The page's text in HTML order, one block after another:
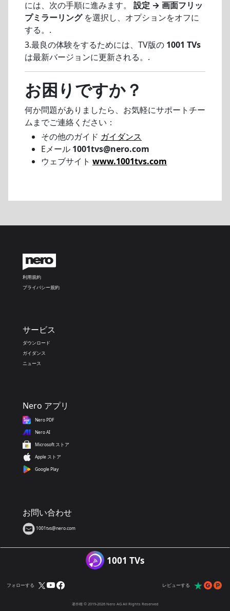
には、次の手順に進みます。 設定 → 画面フリッ
プミラーリングを選択し、オプションをオフに
する。.
3.最良の体験をするためには、TV版の 1001 TVs
は最新バージョンに更新される。.
お困りですか？
何か問題がありましたら、お気軽にサポートチー
ムまでご連絡ください：
その他のガイド ガイダンス
Eメール 1001tvs@nero.com
ウェブサイト www.1001tvs.com
利用規約
プライバシー規約
サービス
ダウンロード
ガイダンス
ニュース
Nero アプリ
Nero PDF
Nero AI
Microsoft ストア
Apple ストア
Google Play
お問い合わせ
1001tvs@nero.com
1001 TVs
フォローする レビューする
著作権 © 2019-2026 Nero AG All Rights Reserved